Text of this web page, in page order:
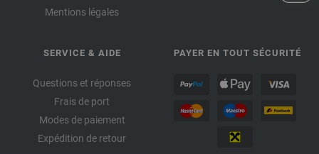
Mentions légales
SERVICE & AIDE
Questions et réponses
Frais de port
Modes de paiement
Expédition de retour
PAYER EN TOUT SÉCURITÉ